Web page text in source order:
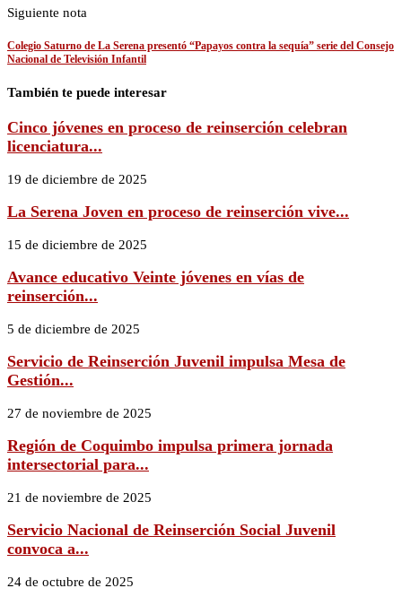
Siguiente nota
Colegio Saturno de La Serena presentó “Papayos contra la sequía” serie del Consejo
Nacional de Televisión Infantil
También te puede interesar
Cinco jóvenes en proceso de reinserción celebran
licenciatura...
19 de diciembre de 2025
La Serena Joven en proceso de reinserción vive...
15 de diciembre de 2025
Avance educativo Veinte jóvenes en vías de
reinserción...
5 de diciembre de 2025
Servicio de Reinserción Juvenil impulsa Mesa de
Gestión...
27 de noviembre de 2025
Región de Coquimbo impulsa primera jornada
intersectorial para...
21 de noviembre de 2025
Servicio Nacional de Reinserción Social Juvenil
convoca a...
24 de octubre de 2025